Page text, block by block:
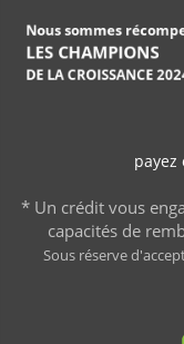
payez
* Un crédit vous
capacités de
Sous réserve